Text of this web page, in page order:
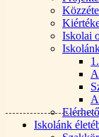
Iskolai
Iskolánk